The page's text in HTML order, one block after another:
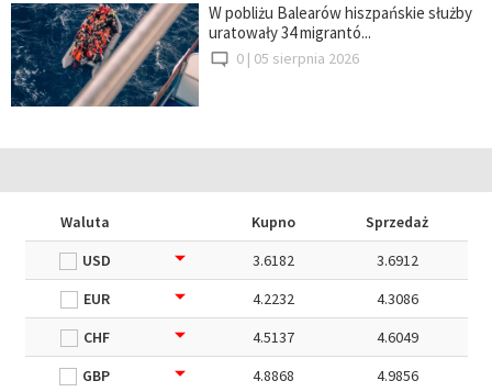
W pobliżu Balearów hiszpańskie służby
uratowały 34 migrantó...
0 | 05 sierpnia 2026
Waluta Kupno
Sprzedaż
USD
3.6182
3.6912
EUR
4.2232
4.3086
CHF
4.5137
4.6049
GBP
4.8868 4.9856